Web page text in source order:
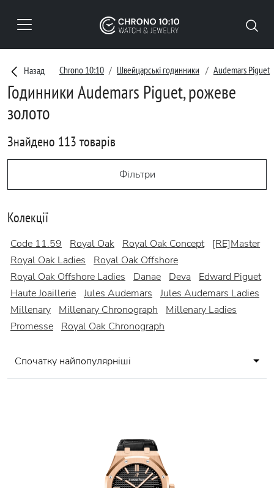
Назад Chrono 10:10 Швейцарські годинники Audemars Piguet
Годинники Audemars Piguet, рожеве
золото
Знайдено 113 товарів
Фільтри
Колекції
Code 11.59 Royal Oak Royal Oak Concept
[RE]Master
Royal Oak Ladies
Royal Oak Offshore
Royal Oak Offshore Ladies
Danae Deva
Edward Piguet
Haute Joaillerie Jules Audemars
Jules Audemars Ladies
Millenary
Millenary Chronograph
Millenary Ladies
Promesse
Royal Oak Chronograph
Спочатку найпопулярніші